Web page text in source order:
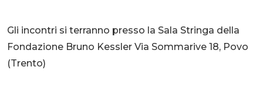
Gli incontri si terranno presso la Sala Stringa della
Fondazione Bruno Kessler Via Sommarive 18, Povo
(Trento)